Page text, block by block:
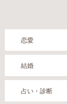
恋愛
結婚
占い・診断